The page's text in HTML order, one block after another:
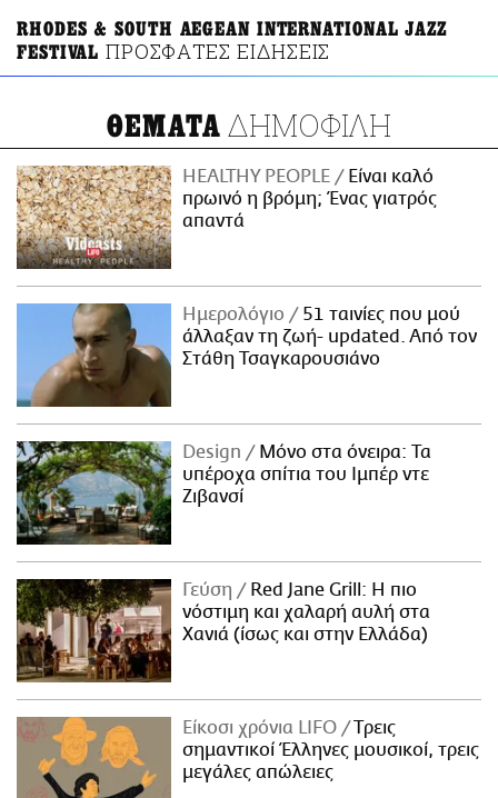
RHODES & SOUTH AEGEAN INTERNATIONAL JAZZ
FESTIVAL ΠΡΟΣΦΑΤΕΣ ΕΙΔΗΣΕΙΣ
ΘΕΜΑΤΑ ΔΗΜΟΦΙΛΗ
HEALTHY PEOPLE
Είναι καλό
πρωινό η βρόμη; Ένας γιατρός
απαντά
Ημερολόγιο
51 ταινίες που μού
άλλαξαν τη ζωή- updated. Aπό τον
Στάθη Τσαγκαρουσιάνο
Design
Μόνο στα όνειρα: Τα
υπέροχα σπίτια του Ιμπέρ ντε
Ζιβανσί
Γεύση
Red Jane Grill: Η πιο
νόστιμη και χαλαρή αυλή στα
Χανιά (ίσως και στην Ελλάδα)
Είκοσι χρόνια LIFO
Tρεις
σημαντικοί Έλληνες μουσικοί, τρεις
μεγάλες απώλειες